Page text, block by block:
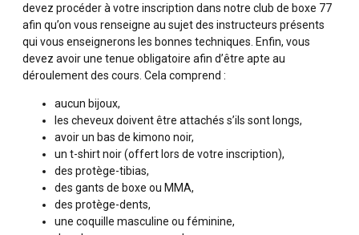
devez procéder à votre inscription dans notre club de boxe 77
afin qu’on vous renseigne au sujet des instructeurs présents
qui vous enseignerons les bonnes techniques. Enfin, vous
devez avoir une tenue obligatoire afin d’être apte au
déroulement des cours. Cela comprend :
aucun bijoux,
les cheveux doivent être attachés s’ils sont longs,
avoir un bas de kimono noir,
un t-shirt noir (offert lors de votre inscription),
des protège-tibias,
des gants de boxe ou MMA,
des protège-dents,
une coquille masculine ou féminine,